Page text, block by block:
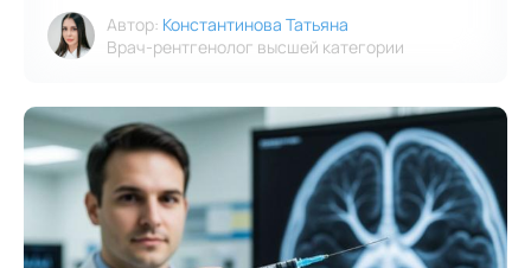
Автор: Константинова Татьяна
Врач-рентгенолог высшей категории